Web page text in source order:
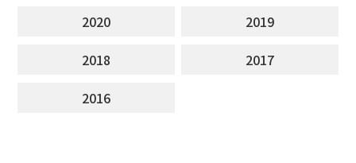
2020
2019
2018
2017
2016